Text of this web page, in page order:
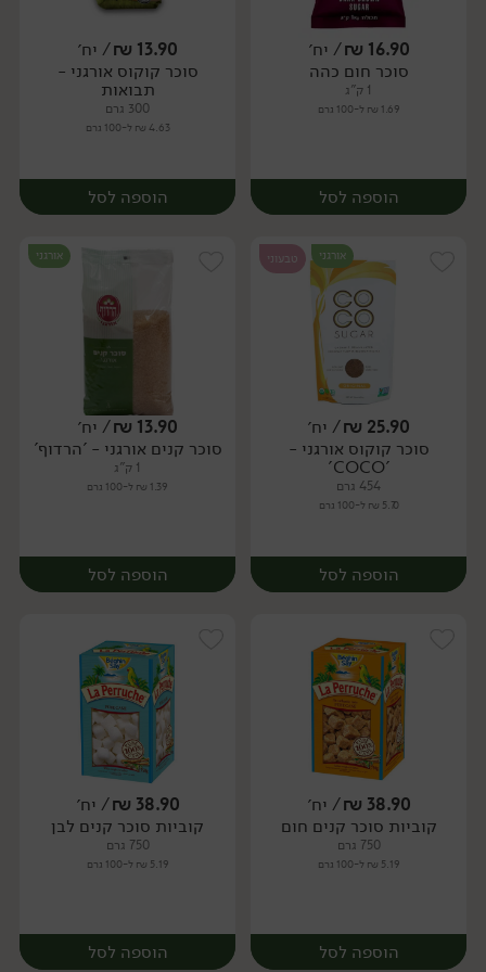
יח׳ יח׳
16.90
₪/ יח׳
סוכר חום כהה
1 ק"ג
1.69 ₪ ל-100 גרם
הוספה לסל
יח׳
13.90
₪/ יח׳
סוכר קוקוס אורגני -
תבואות
300 גרם
4.63 ₪ ל-100 גרם
הוספה לסל
יח׳
אורגני טבעוני
25.90
₪/ יח׳
סוכר קוקוס אורגני -
'COCO'
454 גרם
5.70 ₪ ל-100 גרם
הוספה לסל
יח׳
אורגני
13.90
₪/ יח׳
סוכר קנים אורגני - 'הרדוף'
1 ק"ג
1.39 ₪ ל-100 גרם
הוספה לסל
יח׳
38.90
₪/ יח׳
קוביות סוכר קנים חום
750 גרם
5.19 ₪ ל-100 גרם
הוספה לסל
38.90
₪/ יח׳
קוביות סוכר קנים לבן
750 גרם
5.19 ₪ ל-100 גרם
הוספה לסל